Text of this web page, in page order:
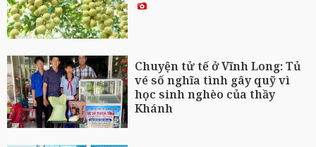
Chuyện tử tế ở Vĩnh Long: Tủ
vé số nghĩa tình gây quỹ vì
học sinh nghèo của thầy
Khánh